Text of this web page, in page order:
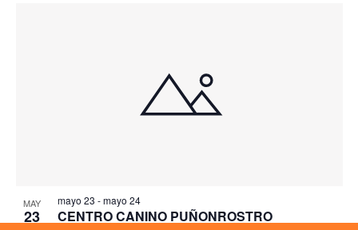
MAY
23
mayo 23 -mayo 24
CENTRO CANINO PUÑONROSTRO